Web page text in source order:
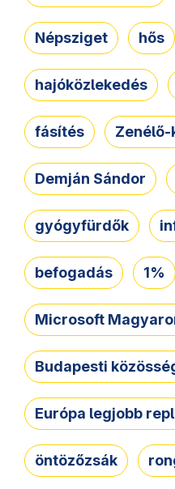
Népsziget hős
hajóközlekedés
fásítés Zenélő-
Demján Sándor
gyógyfürdők
befogadás 1%
Microsoft
Budapesti
Európa legjobb
öntözőzsák